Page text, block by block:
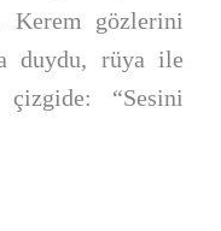
Kerem gözlerini
duydu, rüya ile
çizgide: “Sesini